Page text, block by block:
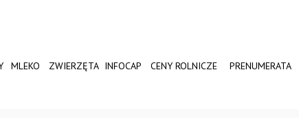
MLEKO ZWIERZĘTA INFOCAP CENY ROLNICZE PRENUMERATA